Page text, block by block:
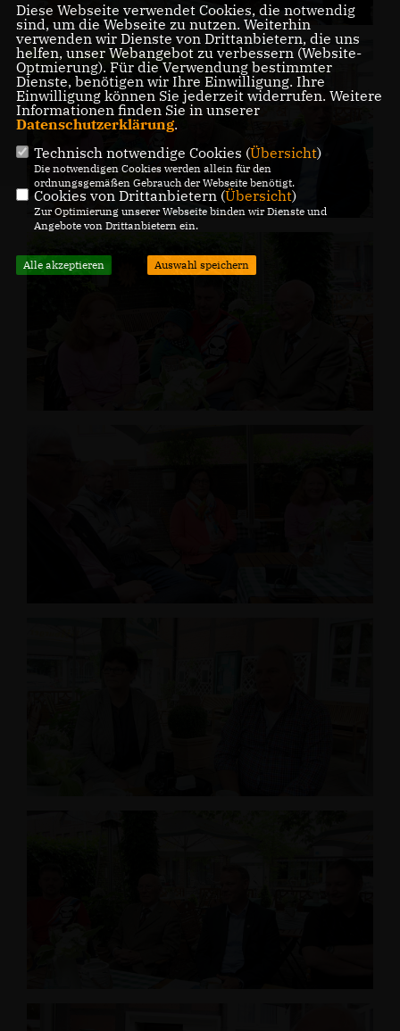
Diese Webseite verwendet Cookies, die notwendig
sind, um die Webseite zu nutzen. Weiterhin
verwenden wir Dienste von Drittanbietern, die uns
helfen, unser Webangebot zu verbessern (Website-
Optmierung). Für die Verwendung bestimmter
Dienste, benötigen wir Ihre Einwilligung. Ihre
Einwilligung können Sie jederzeit widerrufen. Weitere
Informationen finden Sie in unserer
Datenschutzerklärung.
Technisch notwendige Cookies (Übersicht)
Die notwendigen Cookies werden allein für den
ordnungsgemäßen Gebrauch der Webseite benötigt.
Cookies von Drittanbietern (Übersicht)
Zur Optimierung unserer Webseite binden wir Dienste und
Angebote von Drittanbietern ein.
Alle akzeptieren Auswahl speichern